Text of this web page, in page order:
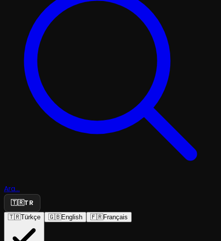
Ara...
🇹🇷TR
🇹🇷Türkçe 🇬🇧English 🇫🇷Français